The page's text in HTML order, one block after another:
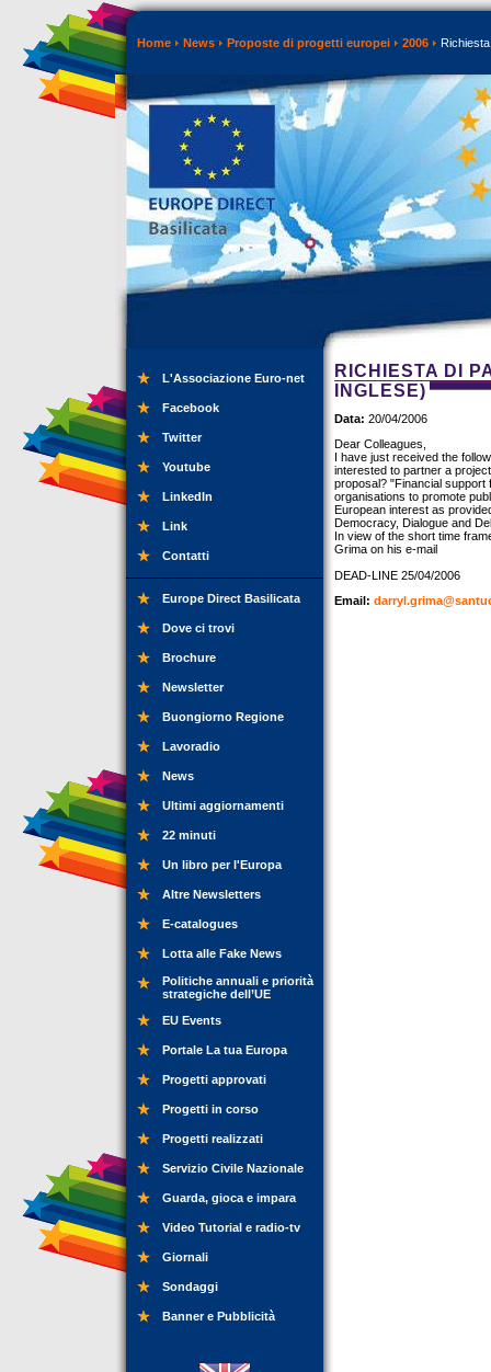
Home News Proposte di progetti europei 2006
L'Associazione Euro-net
Facebook
Twitter
Youtube
LinkedIn
Link
Contatti
Europe Direct Basilicata
Dove ci trovi
Brochure
Newsletter
Buongiorno Regione
Lavoradio
News
Ultimi aggiornamenti
22 minuti
Un libro per l'Europa
Altre Newsletters
E-catalogues
Lotta alle Fake News
Politiche annuali e priorità
strategiche dell’UE
EU Events
Portale La tua Europa
Progetti approvati
Progetti in corso
Progetti realizzati
Servizio Civile Nazionale
Guarda, gioca e impara
Video Tutorial e radio-tv
Giornali
Sondaggi
Banner e Pubblicità
RICHIESTA DI
INGLESE)
Data: 20/04/2006
Dear Colleagues,
I have just received the
interested to partner a
proposal? "Financial support
organisations to promote
European interest as
Democracy, Dialogue and
In view of the short time
Grima on his e-mail
DEAD-LINE 25/04/2006
Email: